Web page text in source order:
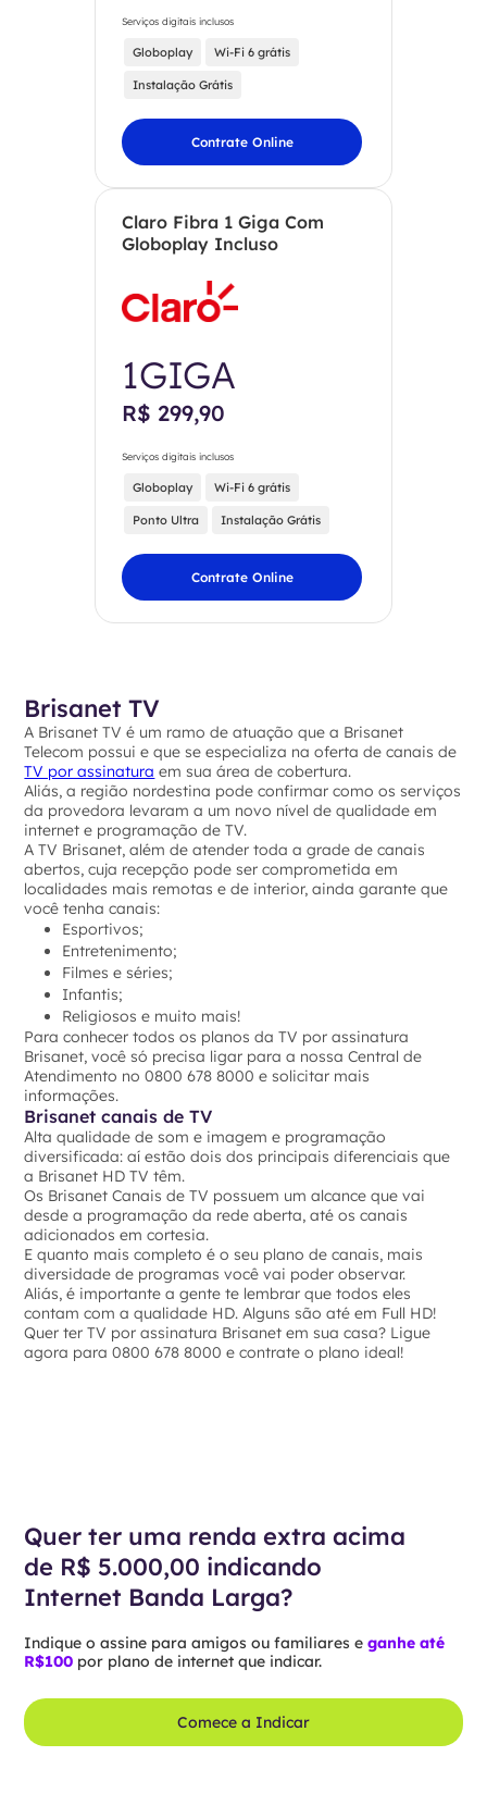
Serviços digitais inclusos
Globoplay Wi-Fi 6 grátis
Instalação Grátis
Contrate Online
Claro Fibra 1 Giga Com
Globoplay Incluso
1GIGA
R$ 299,90
Serviços digitais inclusos
Globoplay Wi-Fi 6 grátis
Ponto Ultra Instalação Grátis
Contrate Online
Brisanet TV
A Brisanet TV é um ramo de atuação que a Brisanet
Telecom possui e que se especializa na oferta de canais de
TV por assinatura em sua área de cobertura.
Aliás, a região nordestina pode confirmar como os serviços
da provedora levaram a um novo nível de qualidade em
internet e programação de TV.
A TV Brisanet, além de atender toda a grade de canais
abertos, cuja recepção pode ser comprometida em
localidades mais remotas e de interior, ainda garante que
você tenha canais:
Esportivos;
Entretenimento;
Filmes e séries;
Infantis;
Religiosos e muito mais!
Para conhecer todos os planos da TV por assinatura
Brisanet, você só precisa ligar para a nossa Central de
Atendimento no 0800 678 8000 e solicitar mais
informações.
Brisanet canais de TV
Alta qualidade de som e imagem e programação
diversificada: aí estão dois dos principais diferenciais que
a Brisanet HD TV têm.
Os Brisanet Canais de TV possuem um alcance que vai
desde a programação da rede aberta, até os canais
adicionados em cortesia.
E quanto mais completo é o seu plano de canais, mais
diversidade de programas você vai poder observar.
Aliás, é importante a gente te lembrar que todos eles
contam com a qualidade HD. Alguns são até em Full HD!
Quer ter TV por assinatura Brisanet em sua casa? Ligue
agora para 0800 678 8000 e contrate o plano ideal!
Quer ter uma renda extra acima
de R$ 5.000,00 indicando
Internet Banda Larga?
Indique o assine para amigos ou familiares eganhe até
R$100 por plano de internet que indicar.
Comece a Indicar